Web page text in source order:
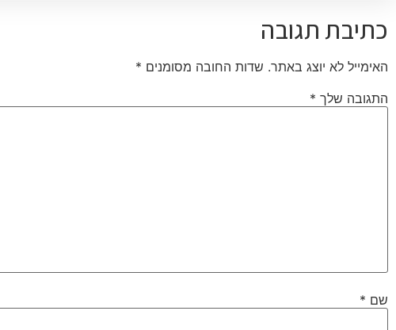
כתיבת תגובה
האימייל לא יוצג באתר. שדות החובה מסומנים *
התגובה שלך *
שם *